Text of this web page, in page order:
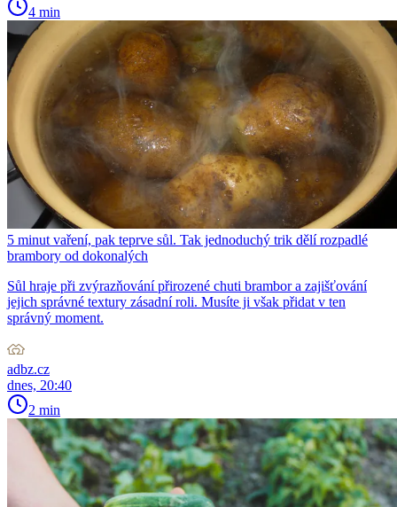
4 min
5 minut vaření, pak teprve sůl. Tak jednoduchý trik dělí rozpadlé
brambory od dokonalých
Sůl hraje při zvýrazňování přirozené chuti brambor a zajišťování
jejich správné textury zásadní roli. Musíte ji však přidat v ten
správný moment.
adbz.cz
dnes, 20:40
2 min